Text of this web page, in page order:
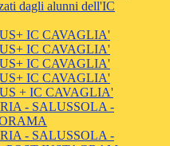
dagli alunni dell'IC
IC CAVAGLIA'
IC CAVAGLIA'
IC CAVAGLIA'
IC CAVAGLIA'
+ IC CAVAGLIA'
- SALUSSOLA -
- SALUSSOLA -